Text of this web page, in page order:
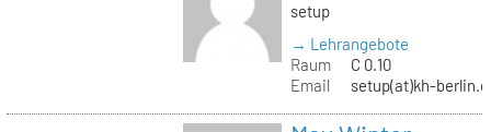
setup
→ Lehrangebote
Raum
C 0.10
Email
setup(at)kh-